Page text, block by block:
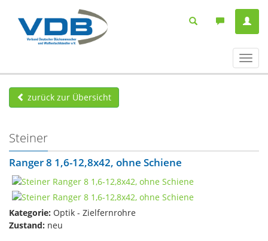
ein-/
zurück zur Übersicht
Steiner
Ranger 8 1,6-12,8x42, ohne Schiene
Kategorie: Optik - Zielfernrohre
Zustand: neu